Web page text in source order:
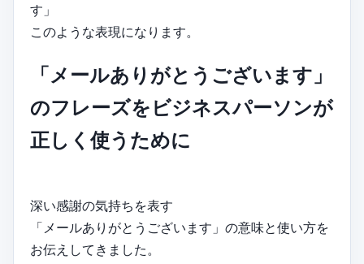
す」
このような表現になります。
「メールありがとうございます」
のフレーズをビジネスパーソンが
正しく使うために
深い感謝の気持ちを表す
「メールありがとうございます」の意味と使い方を
お伝えしてきました。